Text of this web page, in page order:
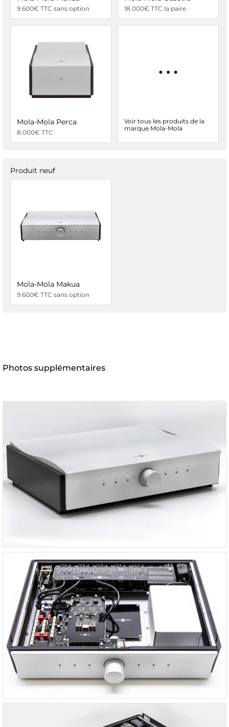
9.600€ TTC sans option 18.000€ TTC la paire
Mola-Mola Perca
8.000€ TTC
Voir tous les produits de la
marque Mola-Mola
Produit neuf
Mola-Mola Makua
9.600€ TTC sans option
Photos supplémentaires